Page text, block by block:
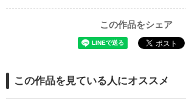
この作品をシェア
この作品を見ている人にオススメ